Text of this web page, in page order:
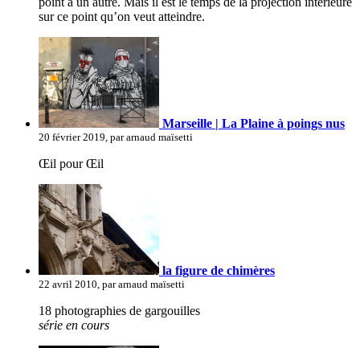
sur ce point qu’on veut atteindre.
Marseille | La Plaine à poings nus
20 février 2019, par arnaud maïsetti
Œil pour Œil
la figure de chimères
22 avril 2010, par arnaud maïsetti
18 photographies de gargouilles
série en cours